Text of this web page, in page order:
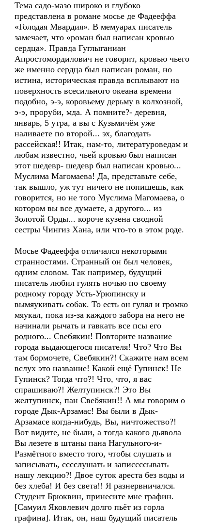
Тема садо-мазо широко и глубоко
представлена в романе мосье де Фадееффа
«Голодая Мвардия». В мемуарах писатель
замечает, что «роман был написан кровью
сердца». Правда Гуглыганиан
Апростомордилович не говорит, кровью чьего
же именно сердца был написан роман, но
истина, историческая правда всплывают на
поверхность всесильного океана времени
подобно, э-э, коровьему дерьму в колхозной,
э-э, проруби, мда. А помните?- деревня,
январь, 5 утра, а вы с Кузьмичём уже
наливаете по второй... эх, благодать
рассейская!! Итак, нам-то, литературоведам и
любам известно, чьей кровью был написан
этот шедевр- шедевр был написан кровью...
Муслима Магомаева! Да, представьте себе,
так вышло, уж тут ничего не попишешь, как
говорится, но не того Муслима Магомаева, о
котором вы все думаете, а другого... из
Золотой Орды... короче кузена сводной
сестры Чингиз Хана, или что-то в этом роде.
Мосье Фадееффа отличался некоторыми
странностями. Странный он был человек,
одним словом. Так например, будущий
писатель любил гулять ночью по своему
родному городу Усть-Урюпинску и
вымяукивать собак. То есть он гулял и громко
мяукал, пока из-за каждого забора на него не
начинали рычать и гавкать все псы его
родного... Свебякин! Повторите название
города выдающегося писателя! Что? Что Вы
там бормочете, Свебякин?! Скажите нам всем
вслух это название! Какой ещё Гупинск! Не
Гупинск? Тогда что?! Что, что, я вас
спрашиваю?! Желтупинск?! Это Вы
желтупинск, пан Свебякин!! А мы говорим о
городе Дык-Арзамас! Вы были в Дык-
Арзамасе когда-нибудь, Вы, ничтожество?!
Вот видите, не были, а тогда какого дьявола
Вы лезете в штаны пана Нагульного-и-
Размётного вместо того, чтобы слушать и
записывать, сссслушать и записсссывать
нашу лекцию?! Двое суток ареста без воды и
без хлеба! И без света!! Я разнервничался.
Студент Брюквин, принесите мне графин.
[Самуил Яковлевич долго пьёт из горла
графина]. Итак, он, наш будущий писатель